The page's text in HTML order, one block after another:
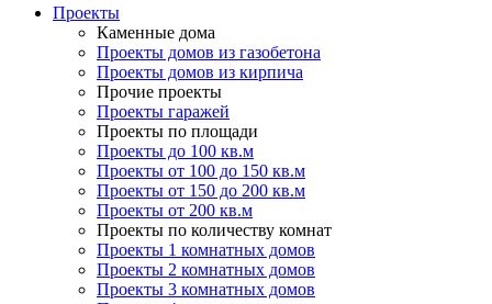
Проекты
Каменные дома
Проекты домов из газобетона
Проекты домов из кирпича
Прочие проекты
Проекты гаражей
Проекты по площади
Проекты до 100 кв.м
Проекты от 100 до 150 кв.м
Проекты от 150 до 200 кв.м
Проекты от 200 кв.м
Проекты по количеству комнат
Проекты 1 комнатных домов
Проекты 2 комнатных домов
Проекты 3 комнатных домов